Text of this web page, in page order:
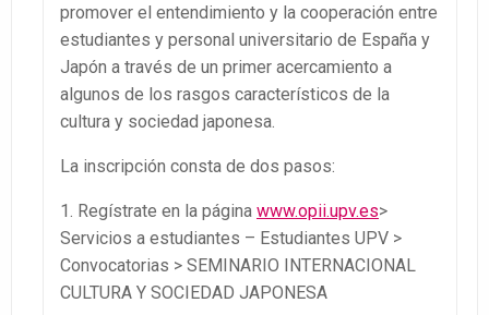
promover el entendimiento y la cooperación entre
estudiantes y personal universitario de España y
Japón a través de un primer acercamiento a
algunos de los rasgos característicos de la
cultura y sociedad japonesa.
La inscripción consta de dos pasos:
1. Regístrate en la página www.opii.upv.es>
Servicios a estudiantes – Estudiantes UPV >
Convocatorias > SEMINARIO INTERNACIONAL
CULTURA Y SOCIEDAD JAPONESA